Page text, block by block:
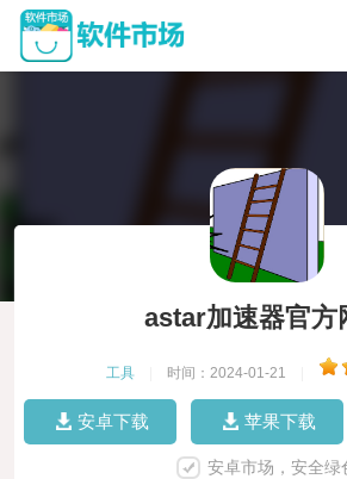
astar加速器官方
工具 时间：2024-01-21
安卓下载 苹果下载
安卓市场，安全绿